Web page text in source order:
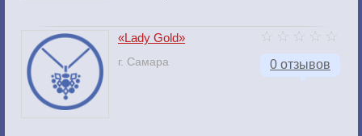
0 отзывов
«Lady Gold»
г. Самара